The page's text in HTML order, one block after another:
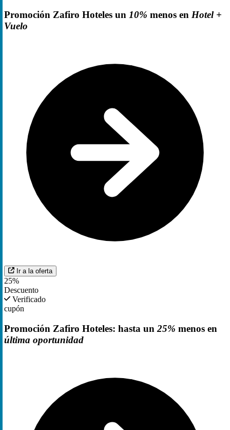
Promoción Zafiro Hoteles un 10% menos en Hotel +
Vuelo
Ir a la oferta
25%
Descuento
Verificado
cupón
Promoción Zafiro Hoteles: hasta un 25% menos en
última oportunidad